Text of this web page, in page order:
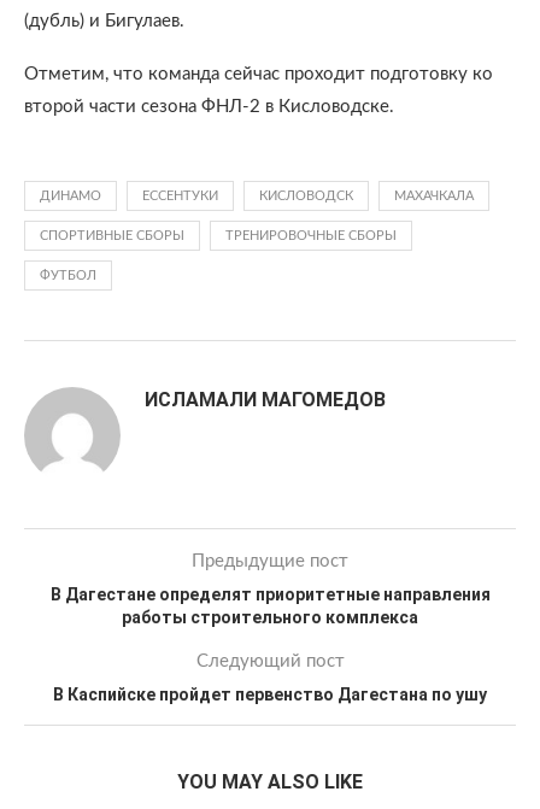
(дубль) и Бигулаев.
Отметим, что команда сейчас проходит подготовку ко
второй части сезона ФНЛ-2 в Кисловодске.
ДИНАМО ЕССЕНТУКИ КИСЛОВОДСК МАХАЧКАЛА
СПОРТИВНЫЕ СБОРЫ ТРЕНИРОВОЧНЫЕ СБОРЫ
ФУТБОЛ
ИСЛАМАЛИ МАГОМЕДОВ
Предыдущие пост
В Дагестане определят приоритетные направления
работы строительного комплекса
Следующий пост
В Каспийске пройдет первенство Дагестана по ушу
YOU MAY ALSO LIKE